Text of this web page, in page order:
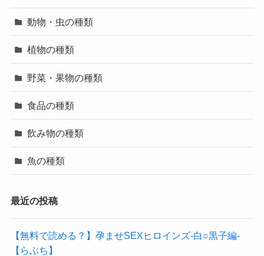
動物・虫の種類
植物の種類
野菜・果物の種類
食品の種類
飲み物の種類
魚の種類
最近の投稿
【無料で読める？】孕ませSEXヒロインズ-白○黒子編-
【らぶち】